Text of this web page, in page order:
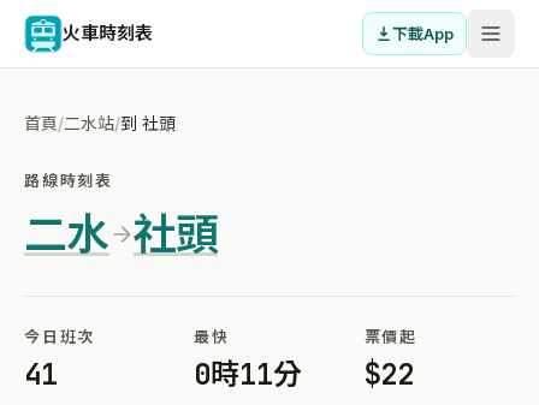
火車時刻表 下載App
首頁/二水站/到 社頭
路線時刻表
二水 社頭
今日班次
41
最快
0時11分
票價起
$22